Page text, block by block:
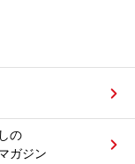
の
ガジン